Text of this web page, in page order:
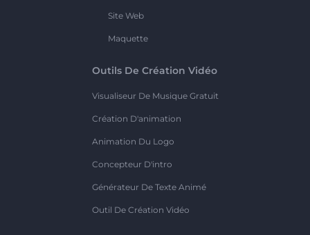
Site Web
Maquette
Outils De Création Vidéo
Visualiseur De Musique Gratuit
Création D'animation
Animation Du Logo
Concepteur D'intro
Générateur De Texte Animé
Outil De Création Vidéo